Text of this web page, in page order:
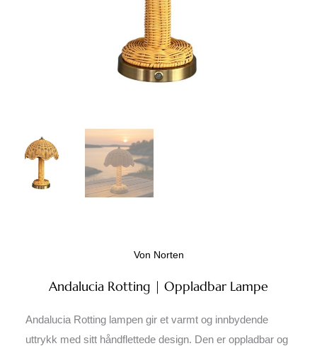
Von Norten
Andalucia Rotting | Oppladbar Lampe
Andalucia Rotting lampen gir et varmt og innbydende
uttrykk med sitt håndflettede design. Den er oppladbar og